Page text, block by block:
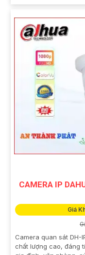
CAMERA IP
Giá
Camera quan sát DH-
chất lượng cao, đáng